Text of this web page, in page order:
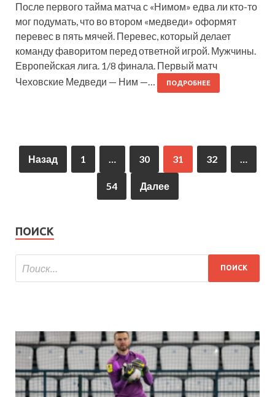
После первого тайма матча с «Нимом» едва ли кто-то
мог подумать, что во втором «медведи» оформят
перевес в пять мячей. Перевес, который делает
команду фаворитом перед ответной игрой. Мужчины.
Европейская лига. 1/8 финала. Первый матч
Чеховские Медведи — Ним —…
ПОДРОБНЕЕ
Назад 1 … 30 31 32 …
54 Далее
ПОИСК